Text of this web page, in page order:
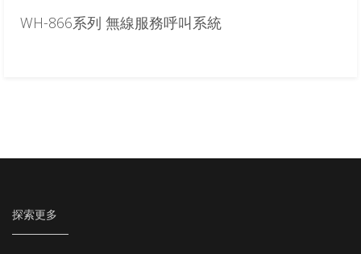
WH-866系列 無線服務呼叫系統
探索更多